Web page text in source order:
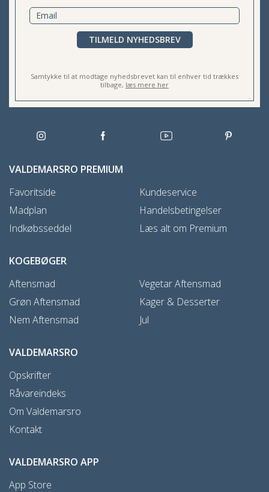
TILMELD NYHEDSBREV
Samtykke til at modtage nyhedsbrevet kan til enhver tid trækkes
tilbage, læs mere her
VALDEMARSRO PREMIUM
Favoritside
Madplan
Indkøbsseddel
Kundeservice
Handelsbetingelser
Læs alt om Premium
KOGEBØGER
Aftensmad
Grøn Aftensmad
Nem Aftensmad
Vegetar Aftensmad
Kager & Desserter
Jul
VALDEMARSRO
Opskrifter
Råvareindeks
Om Valdemarsro
Kontakt
VALDEMARSRO APP
App Store